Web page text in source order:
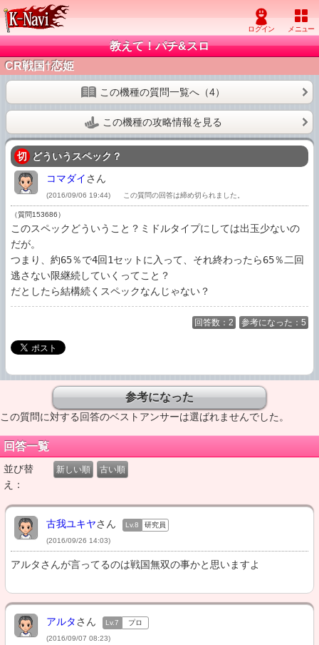
教えて！パチ&スロ
CR戦国†恋姫
この機種の質問一覧へ（4）
この機種の攻略情報を見る
切 どういうスペック？
コマダイさん
(2016/09/06 19:44) この質問の回答は締め切られました。
（質問153686）
このスペックどういうこと？ミドルタイプにしては出玉少ないの
だが。
つまり、約65％で4回1セットに入って、それ終わったら65％二回
逃さない限継続していくってこと？
だとしたら結構続くスペックなんじゃない？
回答数：2 参考になった：5
この質問に対する回答のベストアンサーは選ばれませんでした。
回答一覧
並び替
え：
新しい順 古い順
古我ユキヤさん Lv.8
研究員
(2016/09/26 14:03)
アルタさんが言ってるのは戦国無双の事かと思いますよ
アルタさん Lv.7
プロ
(2016/09/07 08:23)